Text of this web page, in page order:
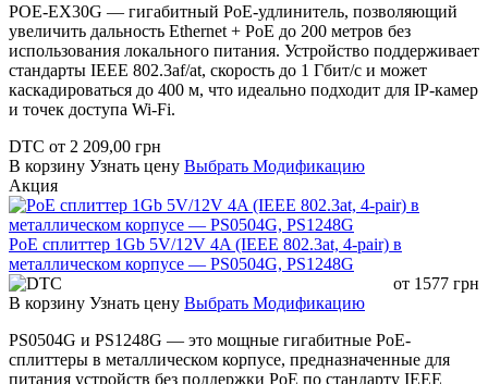
POE-EX30G — гигабитный PoE-удлинитель, позволяющий
увеличить дальность Ethernet + PoE до 200 метров без
использования локального питания. Устройство поддерживает
стандарты IEEE 802.3af/at, скорость до 1 Гбит/с и может
каскадироваться до 400 м, что идеально подходит для IP-камер
и точек доступа Wi-Fi.
DTC от 2 209,00 грн
В корзину Узнать цену Выбрать Модификацию
Акция
PoE сплиттер 1Gb 5V/12V 4A (IEEE 802.3at, 4-pair) в
металлическом корпусе — PS0504G, PS1248G
от 1577 грн
В корзину Узнать цену Выбрать Модификацию
PS0504G и PS1248G — это мощные гигабитные PoE-
сплиттеры в металлическом корпусе, предназначенные для
питания устройств без поддержки PoE по стандарту IEEE